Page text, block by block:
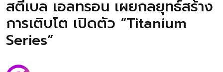
สตีเบล เอลทรอน เผยกลยุทธ์สร้าง
การเติบโต เปิดตัว “Titanium
Series”